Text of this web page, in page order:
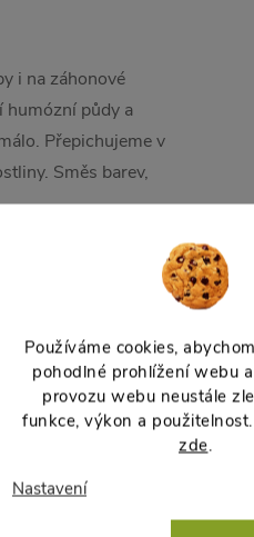
Používáme cookies,
pohodlné prohlížení webu
provozu webu neustále
funkce, výkon a
zde.
Nastavení
i na záhonové
humózní půdy a
Přepichujeme v
Směs barev,
produktu